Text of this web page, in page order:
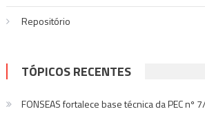
Repositório
TÓPICOS RECENTES
FONSEAS fortalece base técnica da PEC nº